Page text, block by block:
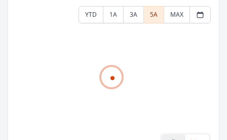
YTD 1A 3A 5A MAX